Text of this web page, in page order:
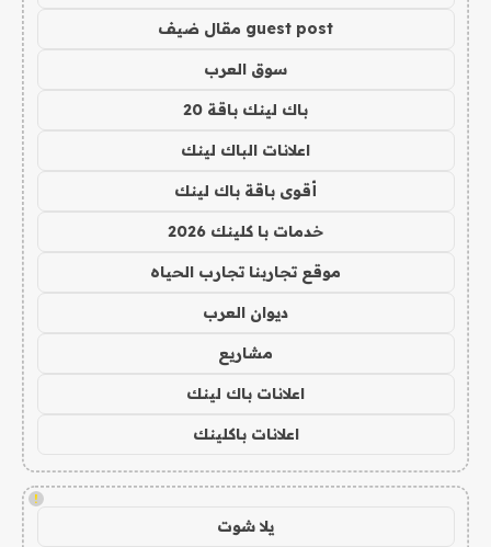
guest post مقال ضيف
سوق العرب
باك لينك باقة 20
اعلانات الباك لينك
أقوى باقة باك لينك
خدمات با كلينك 2026
موقع تجاربنا تجارب الحياه
ديوان العرب
مشاريع
اعلانات باك لينك
اعلانات باكلينك
!
يلا شوت